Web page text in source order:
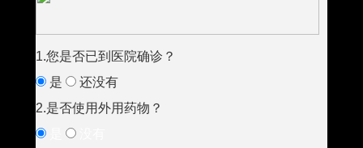
1.您是否已到医院确诊？
是
还没有
2.是否使用外用药物？